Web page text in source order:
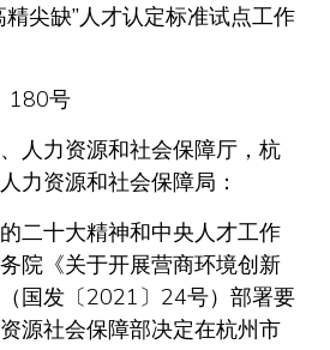
尖缺”人才认定标准试点工作
180号
人力资源和社会保障厅，杭
力资源和社会保障局：
二十大精神和中央人才工作
院《关于开展营商环境创新
国发〔2021〕24号）部署要
源社会保障部决定在杭州市